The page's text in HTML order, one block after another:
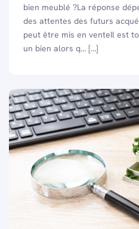
bien meublé ?La réponse
des attentes des futurs
peut être mis en venteIl est
un bien alors q... [...]